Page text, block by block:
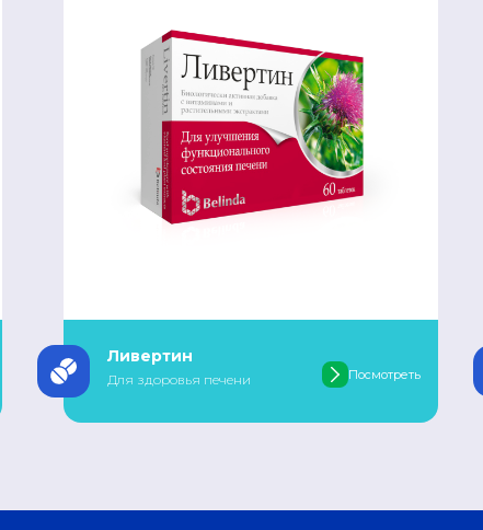
Ливертин
Для здоровья печени Посмотреть